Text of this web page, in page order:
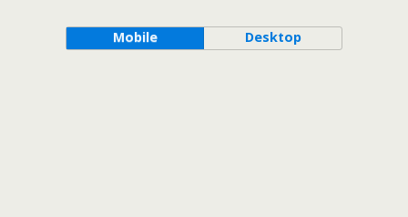
Mobile Desktop